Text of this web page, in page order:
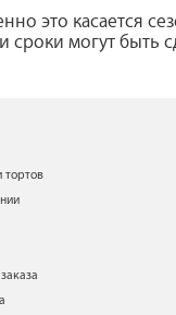
это касается
сроки могут быть
тортов